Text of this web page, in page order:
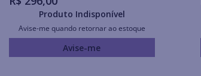
Produto Indisponível
Avise-me quando retornar ao estoque
Avise-me